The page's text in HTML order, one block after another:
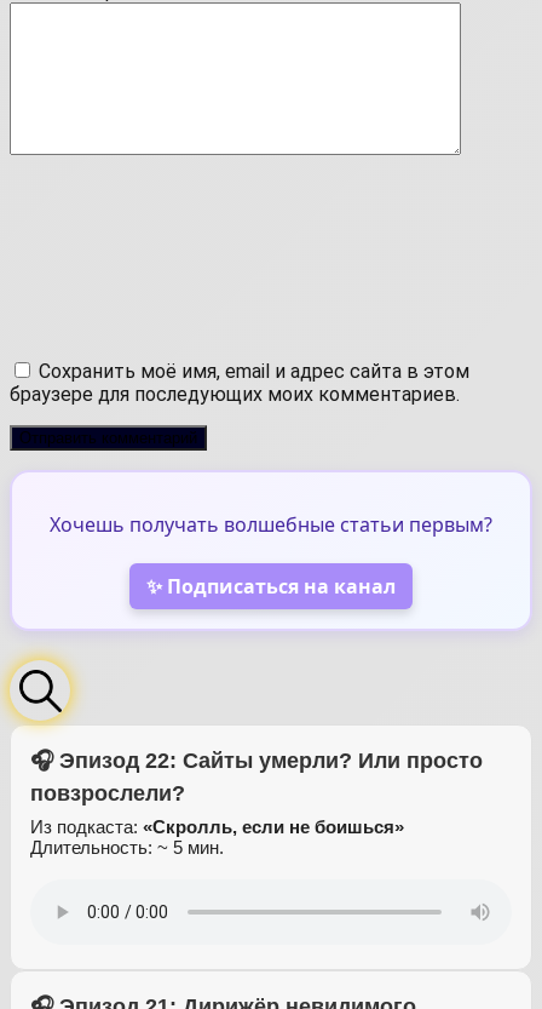
Сохранить моё имя, email и адрес сайта в этом
браузере для последующих моих комментариев.
Хочешь получать волшебные статьи первым?
✨ Подписаться на канал
🎧 Эпизод 22: Сайты умерли? Или просто
повзрослели?
Из подкаста: «Скролль, если не боишься»
Длительность: ~ 5 мин.